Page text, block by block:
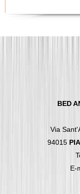
BED
Via
94015
E-